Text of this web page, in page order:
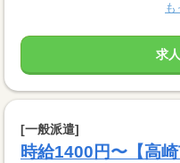
も
求
[一般派遣]
時給1400円〜【高